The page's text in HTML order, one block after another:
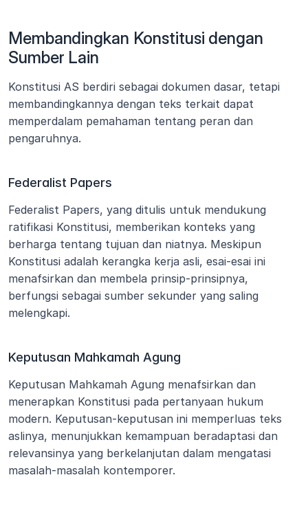
Membandingkan Konstitusi dengan
Sumber Lain
Konstitusi AS berdiri sebagai dokumen dasar, tetapi
membandingkannya dengan teks terkait dapat
memperdalam pemahaman tentang peran dan
pengaruhnya.
Federalist Papers
Federalist Papers, yang ditulis untuk mendukung
ratifikasi Konstitusi, memberikan konteks yang
berharga tentang tujuan dan niatnya. Meskipun
Konstitusi adalah kerangka kerja asli, esai-esai ini
menafsirkan dan membela prinsip-prinsipnya,
berfungsi sebagai sumber sekunder yang saling
melengkapi.
Keputusan Mahkamah Agung
Keputusan Mahkamah Agung menafsirkan dan
menerapkan Konstitusi pada pertanyaan hukum
modern. Keputusan-keputusan ini memperluas teks
aslinya, menunjukkan kemampuan beradaptasi dan
relevansinya yang berkelanjutan dalam mengatasi
masalah-masalah kontemporer.